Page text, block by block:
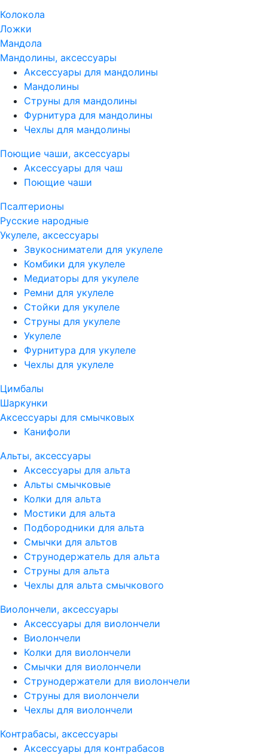
Колокола
Ложки
Мандола
Мандолины, аксессуары
Аксессуары для мандолины
Мандолины
Струны для мандолины
Фурнитура для мандолины
Чехлы для мандолины
Поющие чаши, аксессуары
Аксессуары для чаш
Поющие чаши
Псалтерионы
Русские народные
Укулеле, аксессуары
Звукосниматели для укулеле
Комбики для укулеле
Медиаторы для укулеле
Ремни для укулеле
Стойки для укулеле
Струны для укулеле
Укулеле
Фурнитура для укулеле
Чехлы для укулеле
Цимбалы
Шаркунки
Аксессуары для смычковых
Канифоли
Альты, аксессуары
Аксессуары для альта
Альты смычковые
Колки для альта
Мостики для альта
Подбородники для альта
Смычки для альтов
Струнодержатель для альта
Струны для альта
Чехлы для альта смычкового
Виолончели, аксессуары
Аксессуары для виолончели
Виолончели
Колки для виолончели
Смычки для виолончели
Струнодержатели для виолончели
Струны для виолончели
Чехлы для виолончели
Контрабасы, аксессуары
Аксессуары для контрабасов